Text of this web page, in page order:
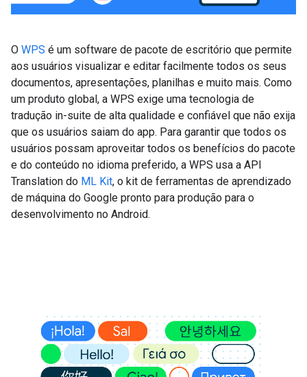
O WPS é um software de pacote de escritório que permite
aos usuários visualizar e editar facilmente todos os seus
documentos, apresentações, planilhas e muito mais. Como
um produto global, a WPS exige uma tecnologia de
tradução in-suite de alta qualidade e confiável que não exija
que os usuários saiam do app. Para garantir que todos os
usuários possam aproveitar todos os benefícios do pacote
e do conteúdo no idioma preferido, a WPS usa a API
Translation do ML Kit, o kit de ferramentas de aprendizado
de máquina do Google pronto para produção para o
desenvolvimento no Android.